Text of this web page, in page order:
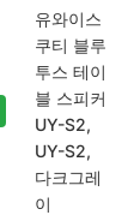
유와이스
쿠티 블루
투스 테이
블 스피커
UY-S2,
UY-S2,
다크그레
이